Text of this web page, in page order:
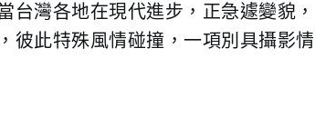
灣各地在現代進步，正急遽變貌，
彼此特殊風情碰撞，一項別具攝影情